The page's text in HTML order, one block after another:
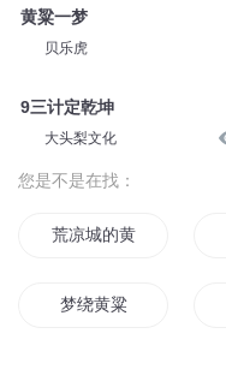
黄粱一梦
贝乐虎
9三计定乾坤
大头梨文化
您是不是在找：
荒凉城的黄粱梦
梦绕黄粱